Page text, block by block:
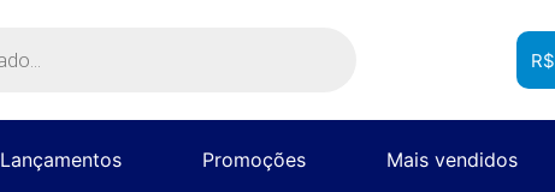
R$
Lançamentos Promoções Mais vendidos